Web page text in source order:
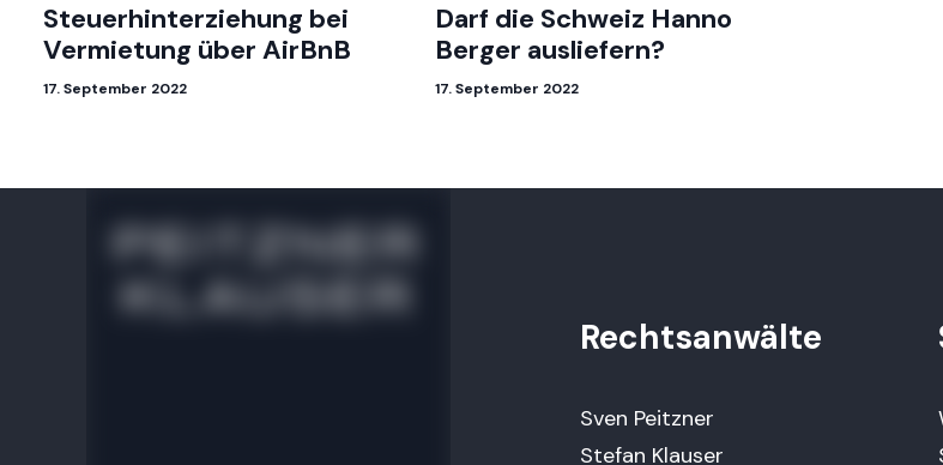
Steuerhinterziehung bei
Vermietung über AirBnB
17. September 2022
Darf die Schweiz Hanno
Berger ausliefern?
17. September 2022
Rechtsanwälte
Sven Peitzner
Stefan Klauser